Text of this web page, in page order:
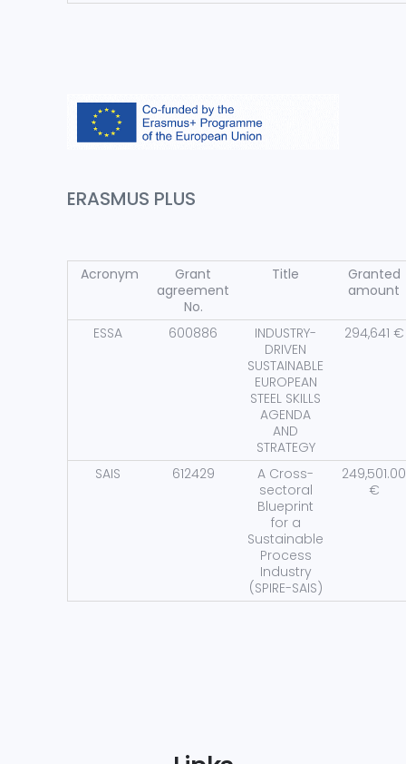
ERASMUS PLUS
Acronym
Grant
agreement
No.
Title
Granted
amount
ESSA 600886
INDUSTRY-
DRIVEN
SUSTAINABLE
EUROPEAN
STEEL SKILLS
AGENDA
AND
STRATEGY
294,641 €
SAIS 612429
A Cross-
sectoral
Blueprint
for a
Sustainable
Process
Industry
(SPIRE-SAIS)
249,501.00
€